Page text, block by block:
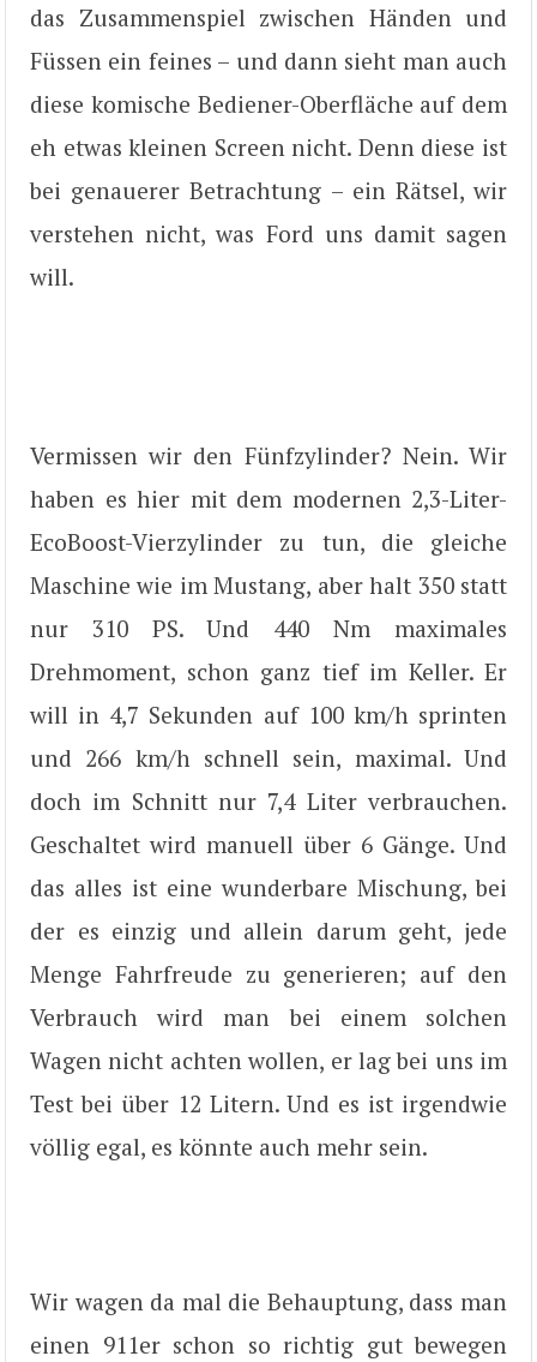
das Zusammenspiel zwischen Händen und
Füssen ein feines – und dann sieht man auch
diese komische Bediener-Oberfläche auf dem
eh etwas kleinen Screen nicht. Denn diese ist
bei genauerer Betrachtung – ein Rätsel, wir
verstehen nicht, was Ford uns damit sagen
will.
Vermissen wir den Fünfzylinder? Nein. Wir
haben es hier mit dem modernen 2,3-Liter-
EcoBoost-Vierzylinder zu tun, die gleiche
Maschine wie im Mustang, aber halt 350 statt
nur 310 PS. Und 440 Nm maximales
Drehmoment, schon ganz tief im Keller. Er
will in 4,7 Sekunden auf 100 km/h sprinten
und 266 km/h schnell sein, maximal. Und
doch im Schnitt nur 7,4 Liter verbrauchen.
Geschaltet wird manuell über 6 Gänge. Und
das alles ist eine wunderbare Mischung, bei
der es einzig und allein darum geht, jede
Menge Fahrfreude zu generieren; auf den
Verbrauch wird man bei einem solchen
Wagen nicht achten wollen, er lag bei uns im
Test bei über 12 Litern. Und es ist irgendwie
völlig egal, es könnte auch mehr sein.
Wir wagen da mal die Behauptung, dass man
einen 911er schon so richtig gut bewegen